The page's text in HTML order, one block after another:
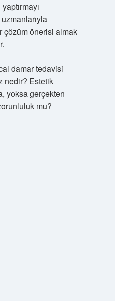
çözüm önerisi almak
damar tedavisi
nedir? Estetik
yoksa gerçekten
mu?